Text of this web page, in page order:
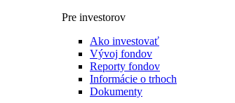
Pre investorov
Ako investovať
Vývoj fondov
Reporty fondov
Informácie o trhoch
Dokumenty